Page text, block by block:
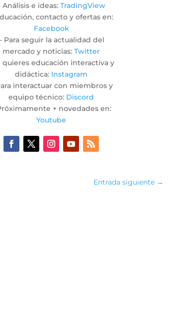
Análisis e ideas:TradingView
contacto y ofertas en:
Facebook
Para seguir la actualidad del
mercado y noticias:Twitter
quieres educación interactiva y
didáctica: Instagram
interactuar con miembros y
equipo técnico: Discord
+ novedades en:
Youtube
Entrada siguiente→